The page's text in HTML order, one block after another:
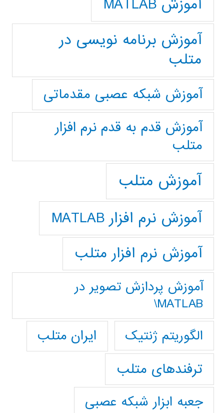
آموزش MATLAB
آموزش برنامه نویسی در
متلب
آموزش شبکه عصبی مقدماتی
آموزش قدم به قدم نرم افزار
متلب
آموزش متلب
آموزش نرم افزار MATLAB
آموزش نرم افزار متلب
آموزش پردازش تصوير در
MATLAB\
الگوریتم ژنتیک
ایران متلب
ترفندهای متلب
جعبه ابزار شبکه عصبی